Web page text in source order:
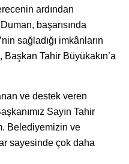
ardından
başarısında
sağladığı imkânların
Tahir Büyükakın’a
ve destek veren
Sayın Tahir
Belediyemizin ve
sayesinde çok daha